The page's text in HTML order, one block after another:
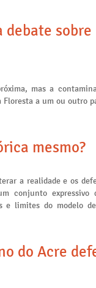
sobre
mas a
Floresta a um ou outro
mesmo?
a realidade e os
conjunto expressivo
e limites do modelo
do Acre